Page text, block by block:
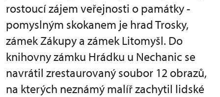
rostoucí zájem veřejnosti o památky -
pomyslným skokanem je hrad Trosky,
zámek Zákupy a zámek Litomyšl. Do
knihovny zámku Hrádku u Nechanic se
navrátil zrestaurovaný soubor 12 obrazů,
na kterých neznámý malíř zachytil lidské